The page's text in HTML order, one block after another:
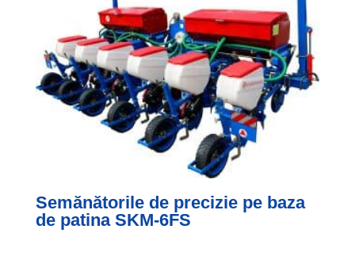
Semănătorile de precizie pe baza
de patina SKM-6FS